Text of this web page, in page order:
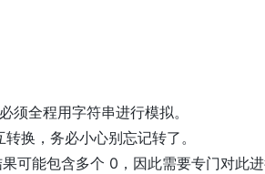
须全程用字符串进行模拟。
换，务必小心别忘记转了。
可能包含多个 0，因此需要专门对此